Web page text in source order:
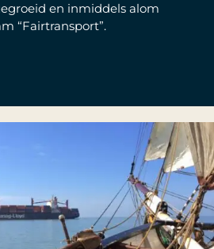
en inmiddels alom
“Fairtransport”.